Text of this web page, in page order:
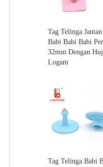
Tag Telinga Jantan
Babi Babi Babi
32mm Dengan
Logam
Tag Telinga Babi